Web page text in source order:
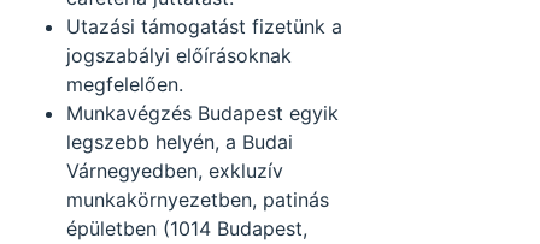
Utazási támogatást fizetünk a
jogszabályi előírásoknak
megfelelően.
Munkavégzés Budapest egyik
legszebb helyén, a Budai
Várnegyedben, exkluzív
munkakörnyezetben, patinás
épületben (1014 Budapest,